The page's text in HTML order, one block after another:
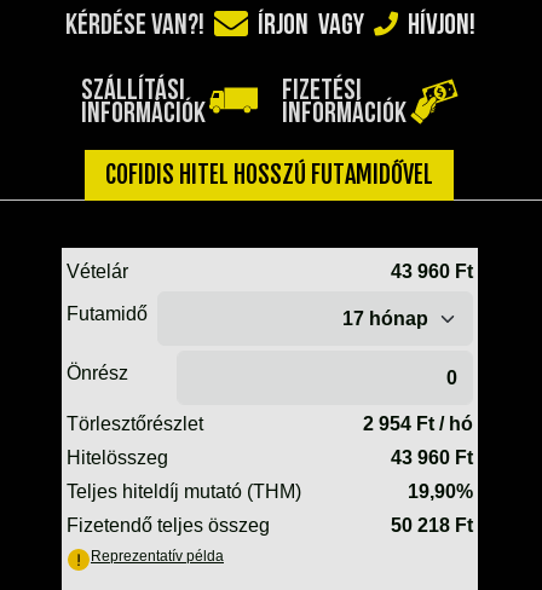
TÖMÍTÉSEK (ROBOGÓ, MOPED, QUAD)
VÁZ, FUTÓMŰ, SZILENT, SZTENDER
ZÁRAK, GYÚJTÁSKAPCSOLÓK
ÜZEMANYAG ELLÁTÓ RENDSZER
%KÉSZLET KISÖPRÉS%
KÉRDÉSE VAN?! ÍRJON VAGY HÍVJON!
SZÁLLÍTÁSI
INFORMÁCIÓK
FIZETÉSI
INFORMÁCIÓK
COFIDIS HITEL HOSSZÚ FUTAMIDŐVEL